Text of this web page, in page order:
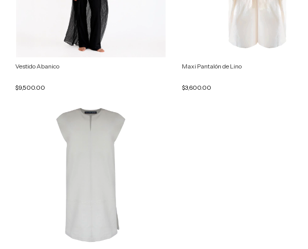
Vestido Abanico
$9,500.00
Maxi Pantalón de Lino
$3,600.00